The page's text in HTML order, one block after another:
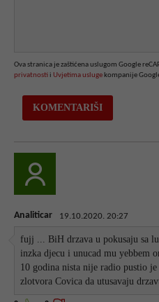
Ova stranica je zaštićena uslugom Google
privatnosti i Uvjetima usluge kompanije
Analiticar 19.10.2020. 20:27
fujj ... BiH drzava u pokusaju sa
inzka djecu i unucad mu yebbem
10 godina nista nije radio pustio
zlotvora Covica da utusavaju